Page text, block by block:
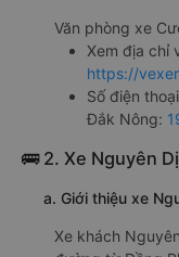
Văn phòng xe
Xem địa chỉ
https://
Số điện
Đắk Nông:
🚌 2. Xe Nguyên
a. Giới thiệu xe
Xe khách